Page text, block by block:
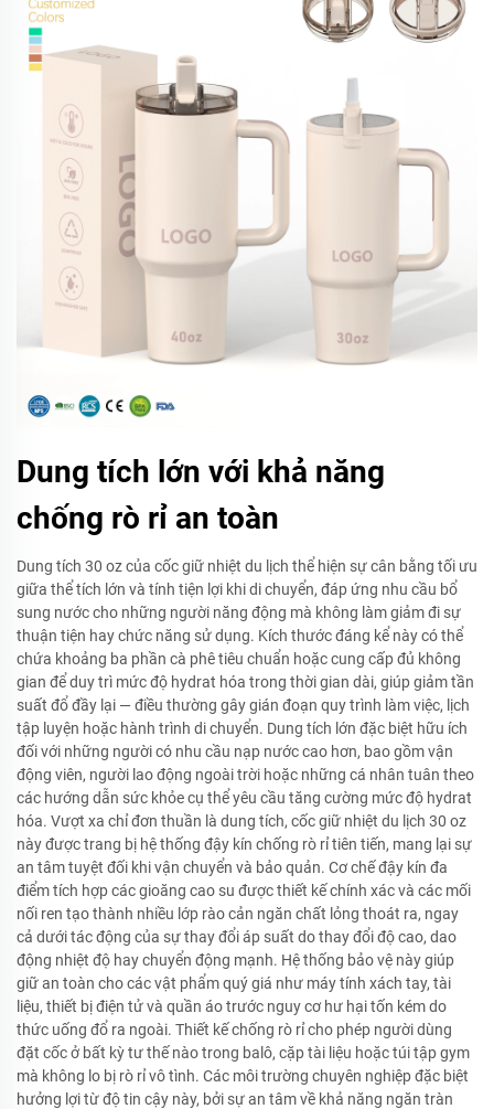
Dung tích lớn với khả năng
chống rò rỉ an toàn
Dung tích 30 oz của cốc giữ nhiệt du lịch thể hiện sự cân bằng tối ưu
giữa thể tích lớn và tính tiện lợi khi di chuyển, đáp ứng nhu cầu bổ
sung nước cho những người năng động mà không làm giảm đi sự
thuận tiện hay chức năng sử dụng. Kích thước đáng kể này có thể
chứa khoảng ba phần cà phê tiêu chuẩn hoặc cung cấp đủ không
gian để duy trì mức độ hydrat hóa trong thời gian dài, giúp giảm tần
suất đổ đầy lại — điều thường gây gián đoạn quy trình làm việc, lịch
tập luyện hoặc hành trình di chuyển. Dung tích lớn đặc biệt hữu ích
đối với những người có nhu cầu nạp nước cao hơn, bao gồm vận
động viên, người lao động ngoài trời hoặc những cá nhân tuân theo
các hướng dẫn sức khỏe cụ thể yêu cầu tăng cường mức độ hydrat
hóa. Vượt xa chỉ đơn thuần là dung tích, cốc giữ nhiệt du lịch 30 oz
này được trang bị hệ thống đậy kín chống rò rỉ tiên tiến, mang lại sự
an tâm tuyệt đối khi vận chuyển và bảo quản. Cơ chế đậy kín đa
điểm tích hợp các gioăng cao su được thiết kế chính xác và các mối
nối ren tạo thành nhiều lớp rào cản ngăn chất lỏng thoát ra, ngay
cả dưới tác động của sự thay đổi áp suất do thay đổi độ cao, dao
động nhiệt độ hay chuyển động mạnh. Hệ thống bảo vệ này giúp
giữ an toàn cho các vật phẩm quý giá như máy tính xách tay, tài
liệu, thiết bị điện tử và quần áo trước nguy cơ hư hại tốn kém do
thức uống đổ ra ngoài. Thiết kế chống rò rỉ cho phép người dùng
đặt cốc ở bất kỳ tư thế nào trong balô, cặp tài liệu hoặc túi tập gym
mà không lo bị rò rỉ vô tình. Các môi trường chuyên nghiệp đặc biệt
hưởng lợi từ độ tin cậy này, bởi sự an tâm về khả năng ngăn tràn